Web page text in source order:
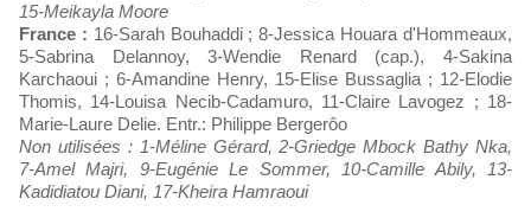
15-Meikayla Moore
France : 16-Sarah Bouhaddi ; 8-Jessica Houara d'Hommeaux,
5-Sabrina Delannoy, 3-Wendie Renard (cap.), 4-Sakina
Karchaoui ; 6-Amandine Henry, 15-Elise Bussaglia ; 12-Elodie
Thomis, 14-Louisa Necib-Cadamuro, 11-Claire Lavogez ; 18-
Marie-Laure Delie. Entr.: Philippe Bergerôo
Non utilisées : 1-Méline Gérard, 2-Griedge Mbock Bathy Nka,
7-Amel Majri, 9-Eugénie Le Sommer, 10-Camille Abily, 13-
Kadidiatou Diani, 17-Kheira Hamraoui